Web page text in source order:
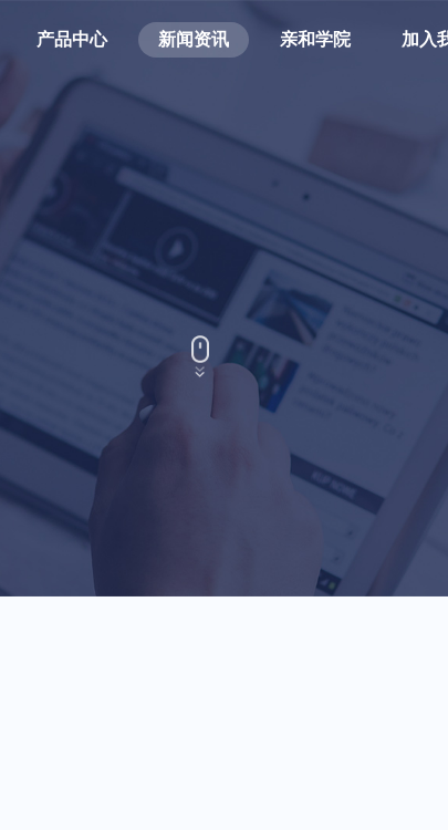
产品中心 新闻资讯 亲和学院 加入